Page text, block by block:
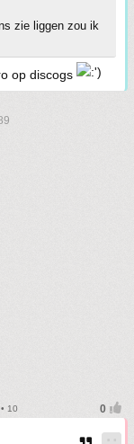
zie liggen zou ik
op discogs
10